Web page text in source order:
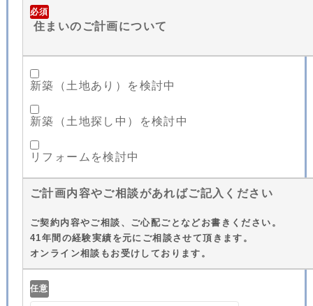
必須
住まいのご計画について
新築（土地あり）を検討中
新築（土地探し中）を検討中
リフォームを検討中
ご計画内容やご相談があればご記入ください
ご契約内容やご相談、ご心配ごとなどお書きください。
41年間の経験実績を元にご相談させて頂きます。
オンライン相談もお受けしております。
任意